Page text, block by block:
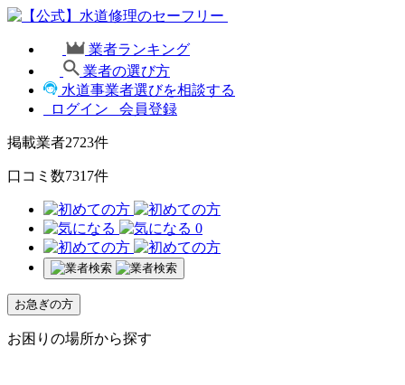
業者ランキング
業者の選び方
水道事業者選びを相談する
ログイン
会員登録
掲載業者2723件
口コミ数7317件
0
お急ぎの方
お困りの場所から探す